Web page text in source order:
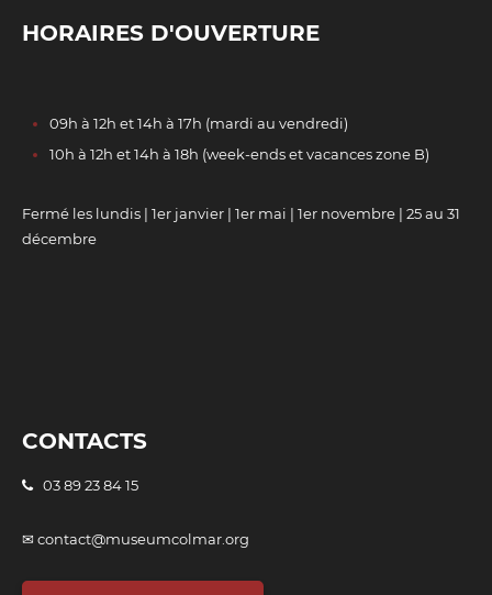
HORAIRES D'OUVERTURE
09h à 12h et 14h à 17h (mardi au vendredi)
10h à 12h et 14h à 18h (week-ends et vacances zone B)
Fermé les lundis | 1er janvier | 1er mai | 1er novembre | 25 au 31
décembre
CONTACTS
03 89 23 84 15
✉ contact@museumcolmar.org